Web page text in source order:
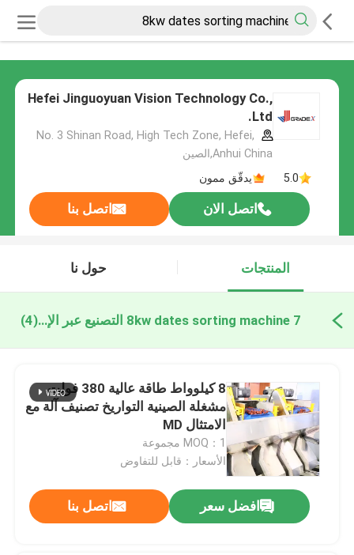
Hefei Jinguoyuan Vision Technology Co.,
Ltd.
No. 3 Shinan Road, High Tech Zone, Hefei,
Anhui China,الصين
5.0
يدقّق ممون
اتصل الان اتصل بنا
المنتجات حول نا
7 8kw dates sorting machine التصنيع عبر الإنترنت(4)
8 كيلوواط طاقة عالية 380 فولت
مشغلة الصينية التواريخ تصنيف آلة مع
الامتثال MD
MOQ：1 مجموعة
الأسعار：قابل للتفاوض
افضل سعر اتصل بنا